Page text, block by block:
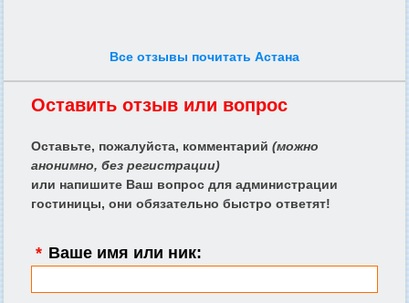
Все отзывы почитать Астана
Оставить отзыв или вопрос
Оставьте, пожалуйста, комментарий (можно
анонимно, без регистрации)
или напишите Ваш вопрос для администрации
гостиницы, они обязательно быстро ответят!
* Ваше имя или ник: